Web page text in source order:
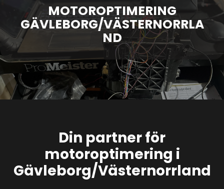
MOTOROPTIMERING
GÄVLEBORG/VÄSTERNORRLA
ND
Din partner för
motoroptimering i
Gävleborg/Västernorrland